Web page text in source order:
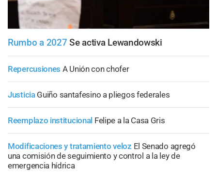
Rumbo a 2027 Se activa Lewandowski
Repercusiones A Unión con chofer
Justicia Guiño santafesino a pliegos federales
Reemplazo institucional Felipe a la Casa Gris
Modificaciones y tratamiento veloz El Senado agregó
una comisión de seguimiento y control a la ley de
emergencia hídrica